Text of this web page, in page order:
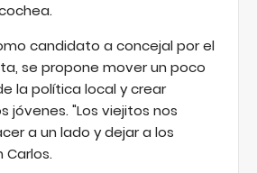
candidato a concejal por el
se propone mover un poco
la política local y crear
jóvenes. "Los viejitos nos
a un lado y dejar a los
Carlos.